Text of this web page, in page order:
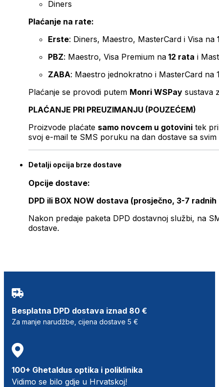
Diners
Plaćanje na rate:
Erste: Diners, Maestro, MasterCard i Visa na
PBZ: Maestro, Visa Premium na 12 rata i
ZABA: Maestro jednokratno i MasterCard na
Plaćanje se provodi putem Monri WSPay sustava
PLAĆANJE PRI PREUZIMANJU (POUZEĆEM)
Proizvode plaćate samo novcem u gotovini tek
svoj e-mail te SMS poruku na dan dostave sa svim
Detalji opcija brze dostave
Opcije dostave:
DPD ili BOX NOW dostava (prosječno, 3-7 radnih
Nakon predaje paketa DPD dostavnoj službi, na
dostave.
Besplatna DPD dostava iznad 80 €
Za manje narudžbe, cijena dostave 5 €
100+ Ghetaldus optika i poliklinika
Vidimo se bilo gdje u Hrvatskoj!